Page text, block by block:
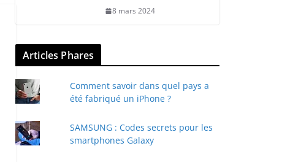
8 mars 2024
Articles Phares
Comment savoir dans quel pays a
été fabriqué un iPhone ?
SAMSUNG : Codes secrets pour les
smartphones Galaxy